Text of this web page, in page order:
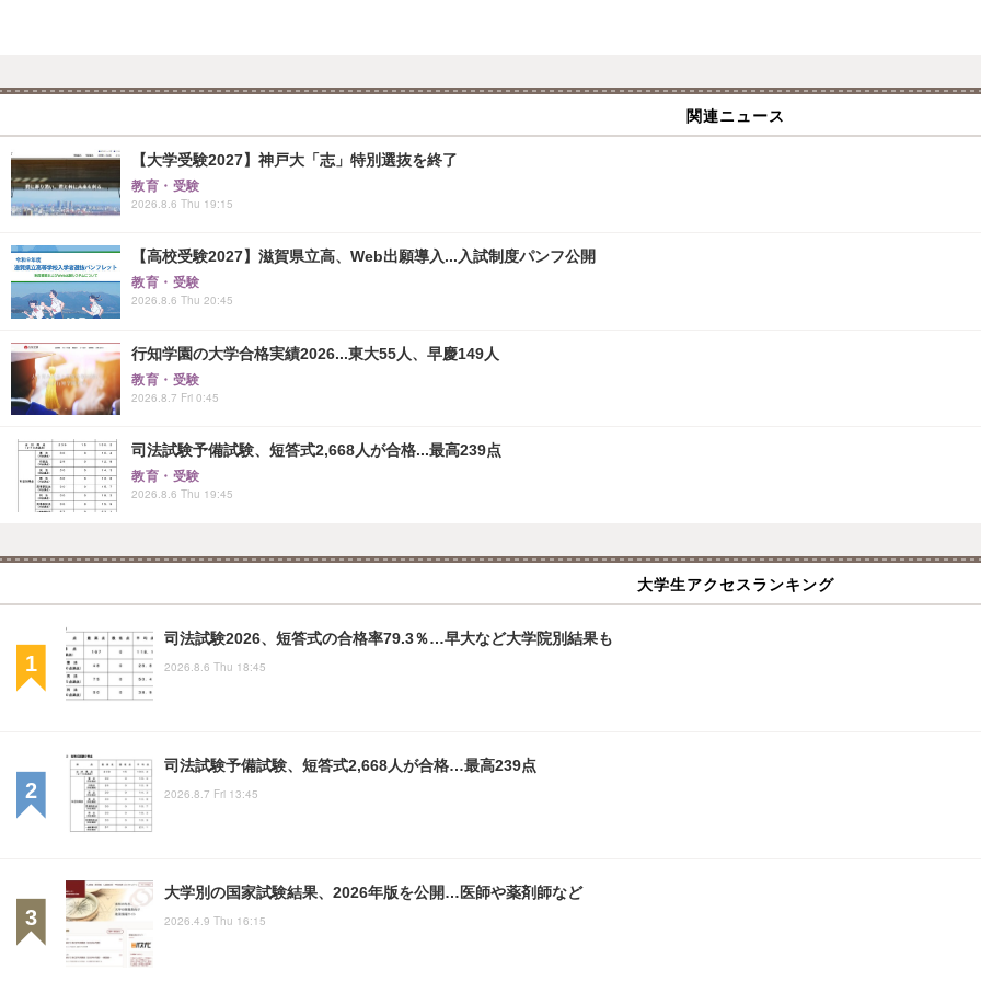
関連ニュース
【大学受験2027】神戸大「志」特別選抜を終了
教育・受験
2026.8.6 Thu 19:15
【高校受験2027】滋賀県立高、Web出願導入...入試制度パンフ公開
教育・受験
2026.8.6 Thu 20:45
行知学園の大学合格実績2026...東大55人、早慶149人
教育・受験
2026.8.7 Fri 0:45
司法試験予備試験、短答式2,668人が合格...最高239点
教育・受験
2026.8.6 Thu 19:45
大学生アクセスランキング
司法試験2026、短答式の合格率79.3％…早大など大学院別結果も
2026.8.6 Thu 18:45
司法試験予備試験、短答式2,668人が合格…最高239点
2026.8.7 Fri 13:45
大学別の国家試験結果、2026年版を公開…医師や薬剤師など
2026.4.9 Thu 16:15